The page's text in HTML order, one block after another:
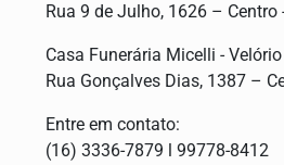
Rua 9 de Julho, 1626 –
Casa Funerária Micelli - Velório
Rua Gonçalves Dias, 1387 –
Entre em contato:
(16) 3336-7879 l 99778-8412